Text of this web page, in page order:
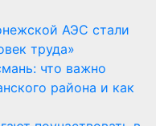
АЭС стали
труда»
что важно
района и как